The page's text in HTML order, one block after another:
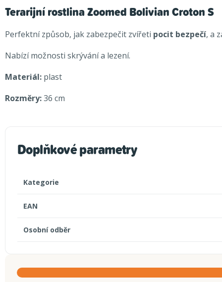
Terarijní rostlina Zoomed Bolivian Croton S
Perfektní způsob, jak zabezpečit zvířeti pocit bezpečí, a
Nabízí možnosti skrývání a lezení.
Materiál: plast
Rozměry:36 cm
Doplňkové parametry
Kategorie
EAN
Osobní odběr